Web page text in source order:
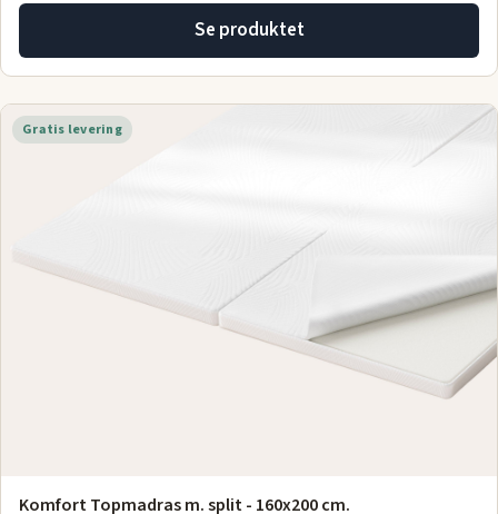
Se produktet
Gratis levering
Komfort Topmadras m. split - 160x200 cm.